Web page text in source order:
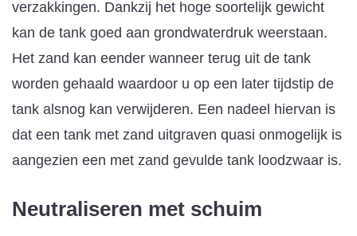
verzakkingen. Dankzij het hoge soortelijk gewicht
kan de tank goed aan grondwaterdruk weerstaan.
Het zand kan eender wanneer terug uit de tank
worden gehaald waardoor u op een later tijdstip de
tank alsnog kan verwijderen. Een nadeel hiervan is
dat een tank met zand uitgraven quasi onmogelijk is
aangezien een met zand gevulde tank loodzwaar is.
Neutraliseren met schuim